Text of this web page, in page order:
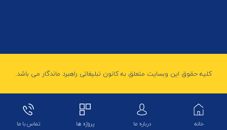
کلیه حقوق این وبسایت متعلق به کانون تبلیغاتی راهبرد ماندگار می باشد.
خانه درباره ما پروژه ها تماس با ما